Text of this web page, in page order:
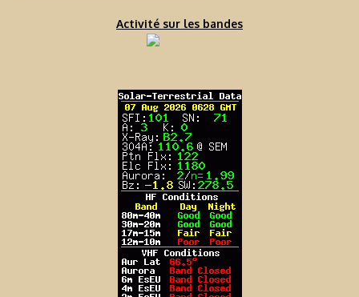
Activité sur les bandes